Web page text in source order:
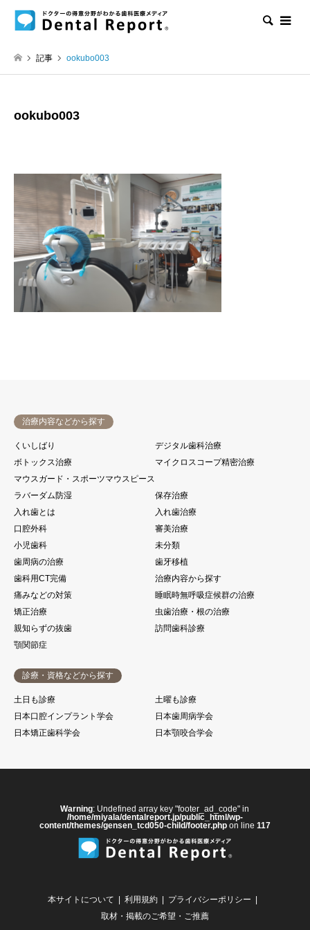
検索
記事 ookubo003
ookubo003
治療内容などから探す
くいしばり
デジタル歯科治療
ボトックス治療
マイクロスコープ精密治療
マウスガード・スポーツマウスピース
ラバーダム防湿
保存治療
入れ歯とは
入れ歯治療
口腔外科
審美治療
小児歯科
未分類
歯周病の治療
歯牙移植
歯科用CT完備
治療内容から探す
痛みなどの対策
睡眠時無呼吸症候群の治療
矯正治療
虫歯治療・根の治療
親知らずの抜歯
訪問歯科診療
顎関節症
診療・資格などから探す
土日も診療
土曜も診療
日本口腔インプラント学会
日本歯周病学会
日本矯正歯科学会
日本顎咬合学会
Warning: Undefined array key "footer_ad_code" in
/home/miyala/dentalreport.jp/public_html/wp-
content/themes/gensen_tcd050-child/footer.php on line 117
本サイトについて 利用規約
プライバシーポリシー
取材・掲載のご希望・ご推薦